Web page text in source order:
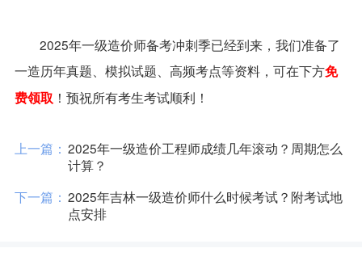
2025年一级造价师备考冲刺季已经到来，我们准备了
一造历年真题、模拟试题、高频考点等资料，可在下方免
费领取 ！预祝所有考生考试顺利！
上一篇： 2025年一级造价工程师成绩几年滚动？周期怎么
计算？
下一篇： 2025年吉林一级造价师什么时候考试？附考试地
点安排